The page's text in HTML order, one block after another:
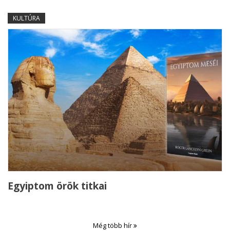
KULTÚRA
Egyiptom örök titkai
Még több hír